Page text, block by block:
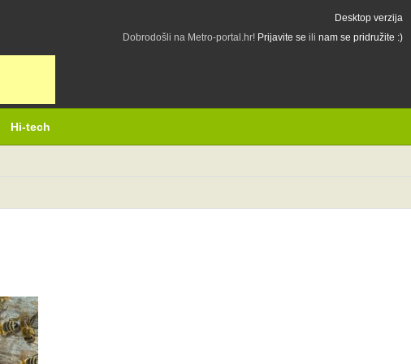
Desktop verzija
Dobrodošli na Metro-portal.hr! Prijavite se ili nam se pridružite :)
Hi-tech